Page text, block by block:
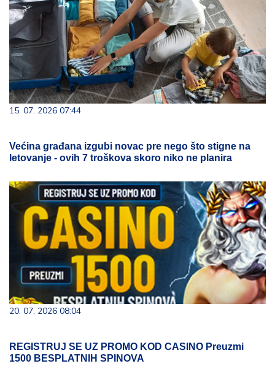
15. 07. 2026 07:44
Većina građana izgubi novac pre nego što stigne na
letovanje - ovih 7 troškova skoro niko ne planira
20. 07. 2026 08:04
REGISTRUJ SE UZ PROMO KOD CASINO Preuzmi
1500 BESPLATNIH SPINOVA